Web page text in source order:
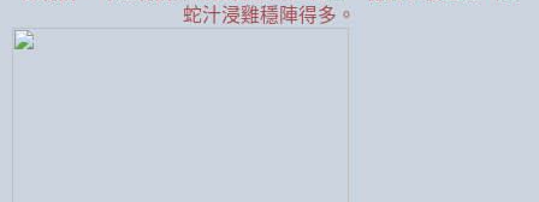
蛇汁浸雞穩陣得多。